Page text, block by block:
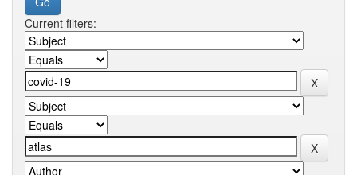
Current filters: